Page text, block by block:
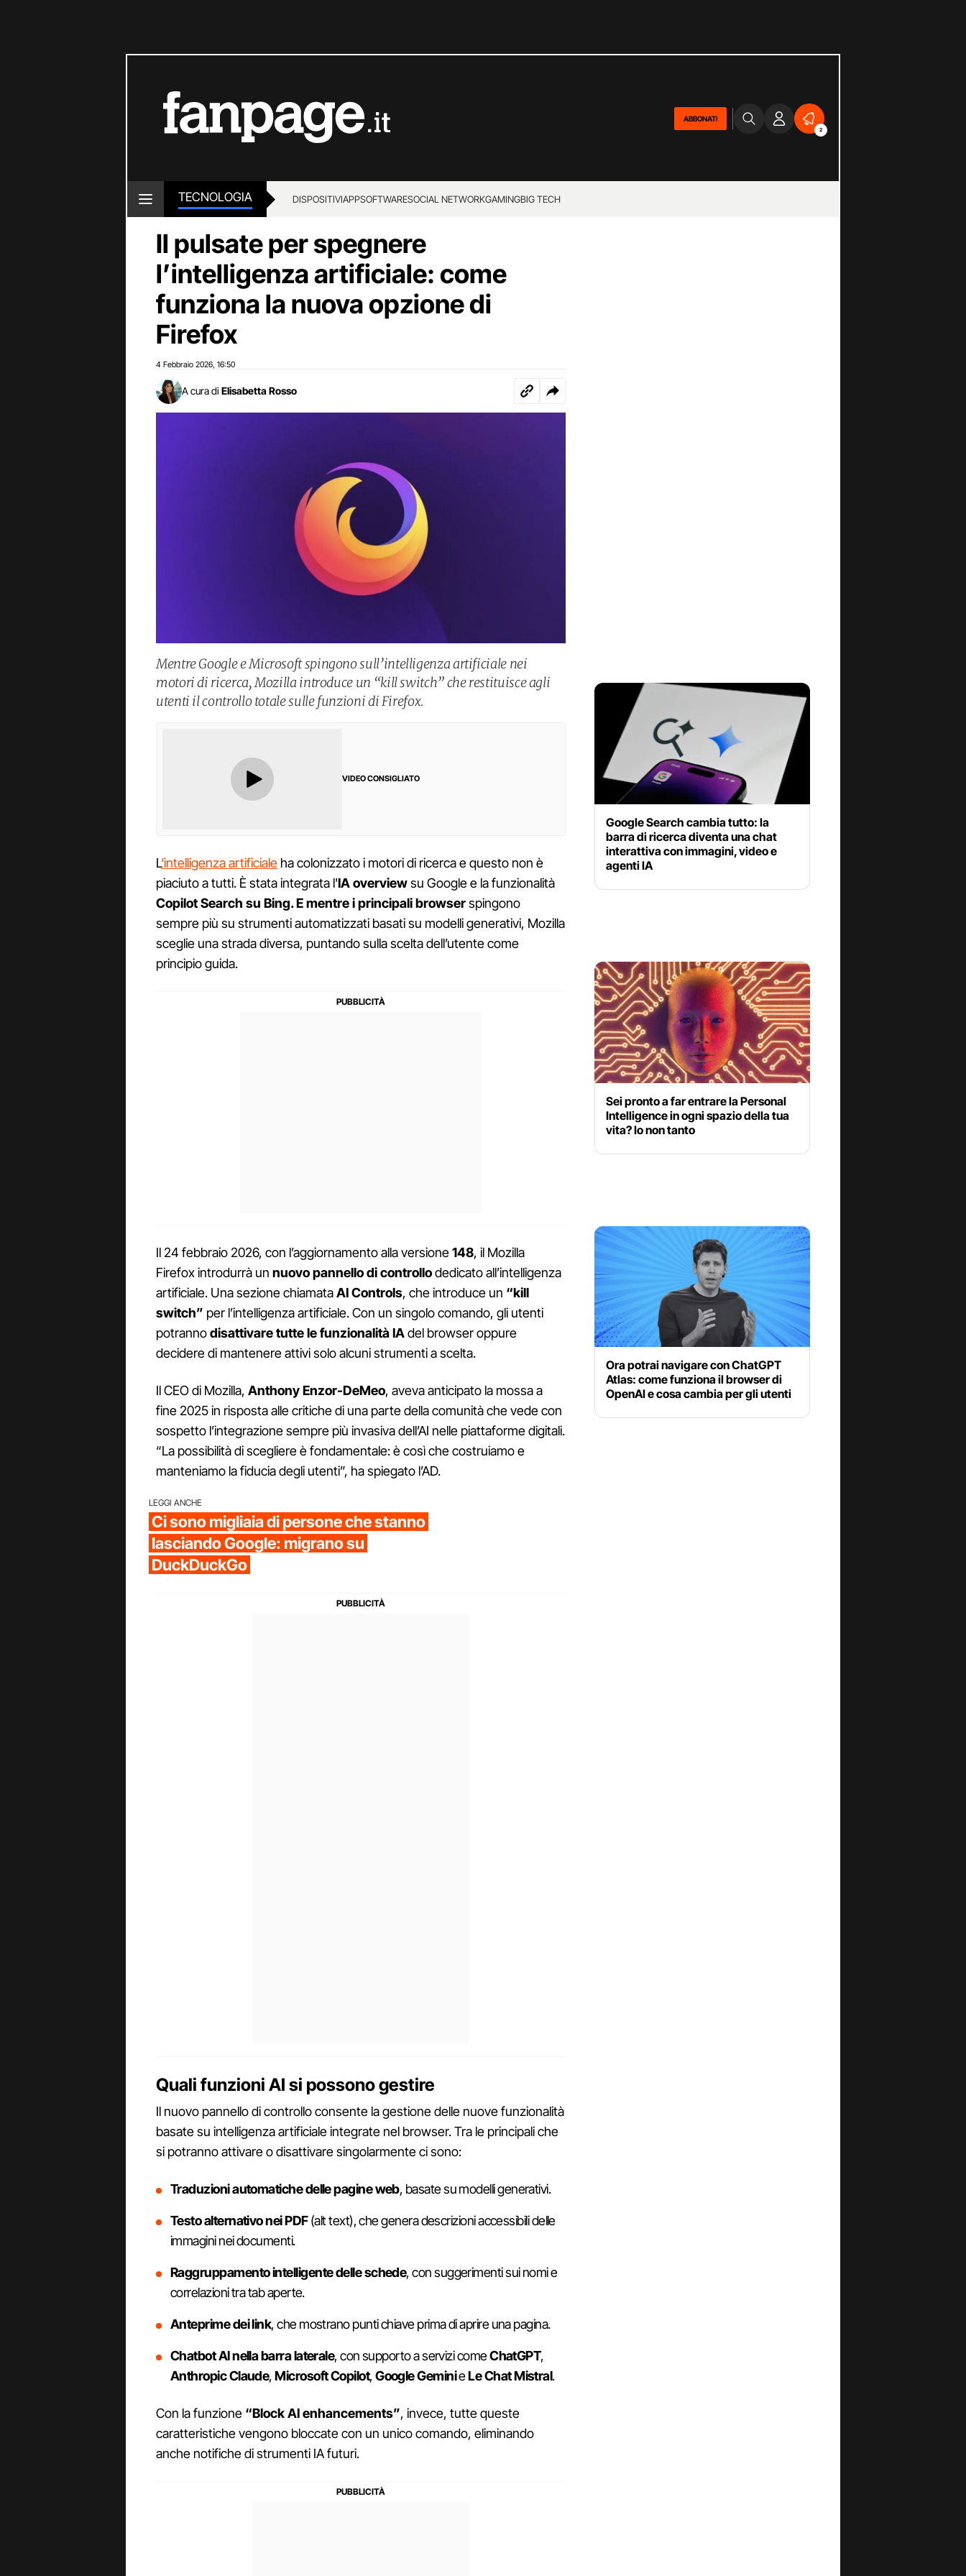
ABBONATI
2
TECNOLOGIA DISPOSITIVIAPPSOFTWARESOCIAL NETWORKGAMINGBIG TECH
Il pulsate per spegnere
l’intelligenza artificiale: come
funziona la nuova opzione di
Firefox
4 Febbraio 2026 16:50
A cura di Elisabetta Rosso
Mentre Google e Microsoft spingono sull’intelligenza artificiale nei
motori di ricerca, Mozilla introduce un “kill switch” che restituisce agli
utenti il controllo totale sulle funzioni di Firefox.
VIDEO CONSIGLIATO
L‘intelligenza artificiale ha colonizzato i motori di ricerca e questo non è
piaciuto a tutti. È stata integrata l'IA overviewsu Google e la funzionalità
Copilot Search su Bing. E mentre i principali browserspingono
sempre più su strumenti automatizzati basati su modelli generativi, Mozilla
sceglie una strada diversa, puntando sulla scelta dell’utente come
principio guida.
Il 24 febbraio 2026, con l’aggiornamento alla versione148, il Mozilla
Firefox introdurrà un nuovo pannello di controllodedicato all’intelligenza
artificiale. Una sezione chiamataAI Controls, che introduce un “kill
switch” per l’intelligenza artificiale. Con un singolo comando, gli utenti
potrannodisattivare tutte le funzionalità IAdel browser oppure
decidere di mantenere attivi solo alcuni strumenti a scelta.
Il CEO di Mozilla, Anthony Enzor-DeMeo, aveva anticipato la mossa a
fine 2025 in risposta alle critiche di una parte della comunità che vede con
sospetto l’integrazione sempre più invasiva dell’AI nelle piattaforme digitali.
“La possibilità di scegliere è fondamentale: è così che costruiamo e
manteniamo la fiducia degli utenti”, ha spiegato l’AD.
LEGGI ANCHE
Ci sono migliaia di persone che stanno
lasciando Google: migrano su
DuckDuckGo
Quali funzioni AI si possono gestire
Il nuovo pannello di controllo consente la gestione delle nuove funzionalità
basate su intelligenza artificiale integrate nel browser. Tra le principali che
si potranno attivare o disattivare singolarmente ci sono:
Traduzioni automatiche delle pagine web, basate su modelli generativi.
Testo alternativo nei PDF(alt text), che genera descrizioni accessibili delle
immagini nei documenti.
Raggruppamento intelligente delle schede, con suggerimenti sui nomi e
correlazioni tra tab aperte.
Anteprime dei link, che mostrano punti chiave prima di aprire una pagina.
Chatbot AI nella barra laterale, con supporto a servizi comeChatGPT,
Anthropic Claude,Microsoft Copilot,Google GeminieLe Chat Mistral.
Con la funzione “Block AI enhancements”, invece, tutte queste
caratteristiche vengono bloccate con un unico comando, eliminando
anche notifiche di strumenti IA futuri.
Google Search cambia tutto: la
barra di ricerca diventa una chat
interattiva con immagini, video e
agenti IA
Sei pronto a far entrare la Personal
Intelligence in ogni spazio della tua
vita? Io non tanto
Ora potrai navigare con ChatGPT
Atlas: come funziona il browser di
OpenAI e cosa cambia per gli utenti